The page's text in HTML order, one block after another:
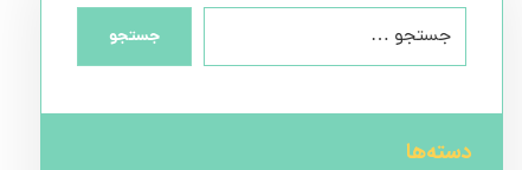
جستجو
دسته‌ها